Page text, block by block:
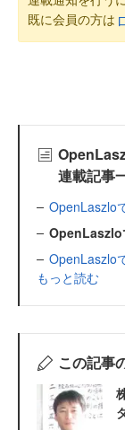
既に会員の方は
連載記事
OpenLaszlo
OpenLaszlo
OpenLaszlo
もっと読む
この記事